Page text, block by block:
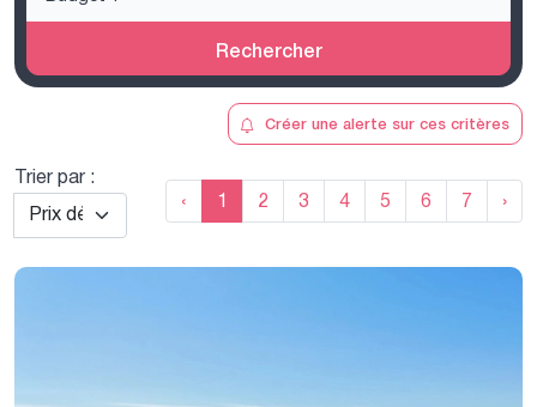
Rechercher
Créer une alerte sur ces critères
Trier par :
‹ 1 2 3 4 5 6 7 ›